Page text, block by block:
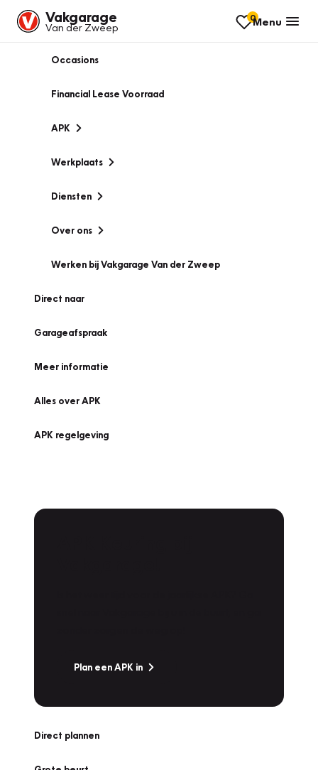
Vakgarage
Van der Zweep
0Menu
Occasions
Financial Lease Voorraad
APK
Werkplaats
Diensten
Over ons
Werken bij Vakgarage Van der Zweep
Direct naar
Garageafspraak
Meer informatie
Alles over APK
APK regelgeving
Plan een APK in
Direct plannen